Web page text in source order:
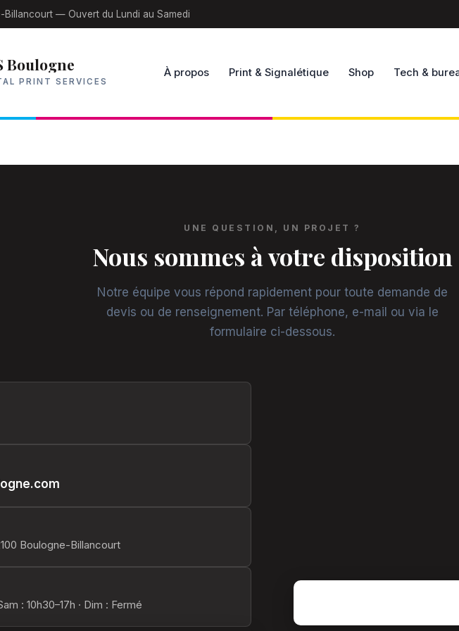
Billancourt — Ouvert du Lundi au Samedi
Boulogne
PRINT SERVICES
À propos Print & Signalétique Shop Tech &
UNE QUESTION, UN PROJET ?
Nous sommes à votre disposition
Notre équipe vous répond rapidement pour toute demande de
devis ou de renseignement. Par téléphone, e-mail ou via le
formulaire ci-dessous.
Boulogne-Billancourt
: 10h30–17h · Dim : Fermé